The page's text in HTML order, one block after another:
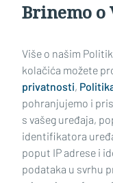
Brinemo
Više o našim
kolačića možete
privatnosti,
pohranjujemo i
s vašeg uređaja,
identifikatora
poput IP adrese i
podataka u svrhu